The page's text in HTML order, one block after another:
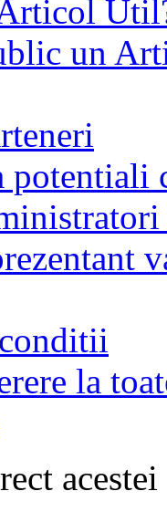
un
potentiali
la